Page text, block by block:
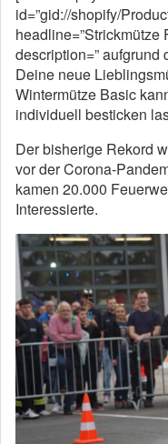
id=”gid://shopify/
headline=”Strickmütze
description=”
Deine neue
Wintermütze Basic
individuell besticken
Der bisherige Rekord
vor der Corona-
kamen 20.000
Interessierte.